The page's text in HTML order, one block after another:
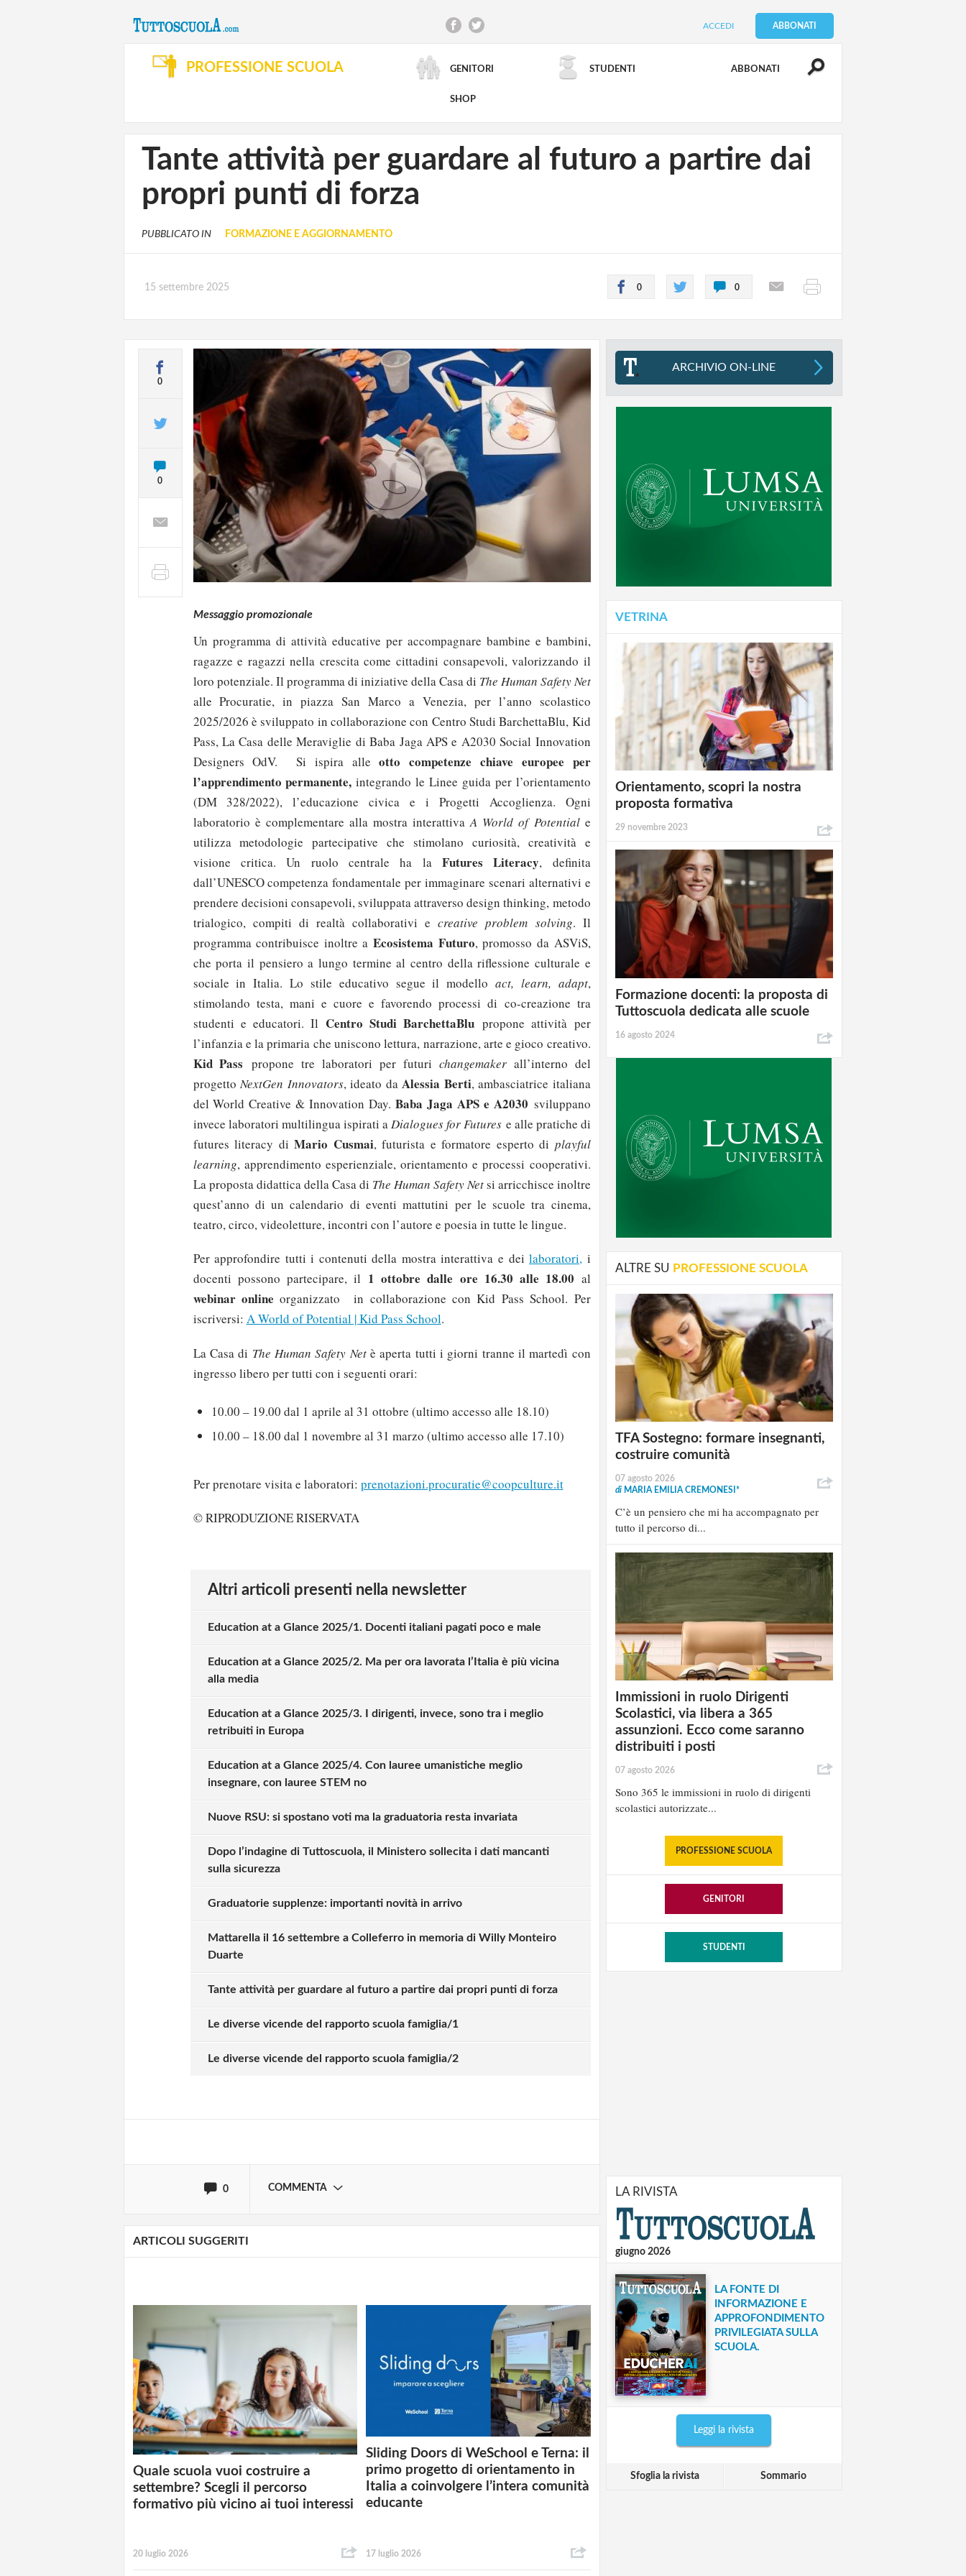
ACCEDI ABBONATI
PROFESSIONE SCUOLA GENITORI STUDENTI ABBONATI
SHOP
RICERCA AVANZATA
Tante attività per guardare al futuro a partire dai
propri punti di forza
PUBBLICATO IN FORMAZIONE E AGGIORNAMENTO
15 settembre 2025 0 0
0
0
Messaggio promozionale
Un programma di attività educative per accompagnare bambine e bambini,
ragazze e ragazzi nella crescita come cittadini consapevoli, valorizzando il
loro potenziale. Il programma di iniziative della Casa di The Human Safety Net
alle Procuratie, in piazza San Marco a Venezia, per l’anno scolastico
2025/2026 è sviluppato in collaborazione con Centro Studi BarchettaBlu, Kid
Pass, La Casa delle Meraviglie di Baba Jaga APS e A2030 Social Innovation
Designers OdV. Si ispira alleotto competenze chiave europee per
l’apprendimento permanente,integrando le Linee guida per l’orientamento
(DM 328/2022), l’educazione civica e i Progetti Accoglienza. Ogni
laboratorio è complementare alla mostra interattivaA World of Potentiale
utilizza metodologie partecipative che stimolano curiosità, creatività e
visione critica. Un ruolo centrale ha la Futures Literacy, definita
dall’UNESCO competenza fondamentale per immaginare scenari alternativi e
prendere decisioni consapevoli, sviluppata attraverso design thinking, metodo
trialogico, compiti di realtà collaborativi ecreative problem solving. Il
programma contribuisce inoltre aEcosistema Futuro, promosso da ASViS,
che porta il pensiero a lungo termine al centro della riflessione culturale e
sociale in Italia. Lo stile educativo segue il modello act, learn, adapt,
stimolando testa, mani e cuore e favorendo processi di co-creazione tra
studenti e educatori. Il Centro Studi BarchettaBlupropone attività per
l’infanzia e la primaria che uniscono lettura, narrazione, arte e gioco creativo.
Kid Pass propone tre laboratori per futuri changemakerall’interno del
progettoNextGen Innovators, ideato daAlessia Berti, ambasciatrice italiana
del World Creative & Innovation Day.Baba Jaga APS e A2030 sviluppano
invece laboratori multilingua ispirati aDialogues for Futurese alle pratiche di
futures literacy diMario Cusmai, futurista e formatore esperto di playful
learning, apprendimento esperienziale, orientamento e processi cooperativi.
La proposta didattica della Casa di The Human Safety Netsi arricchisce inoltre
quest’anno di un calendario di eventi mattutini per le scuole tra cinema,
teatro, circo, videoletture, incontri con l’autore e poesia in tutte le lingue.
Per approfondire tutti i contenuti della mostra interattiva e deilaboratori, i
docenti possono partecipare, il 1 ottobre dalle ore 16.30 alle 18.00 al
webinar online organizzato in collaborazione con Kid Pass School. Per
iscriversi: A World of Potential | Kid Pass School.
La Casa di The Human Safety Netè aperta tutti i giorni tranne il martedì con
ingresso libero per tutti con i seguenti orari:
10.00 – 19.00 dal 1 aprile al 31 ottobre (ultimo accesso alle 18.10)
10.00 – 18.00 dal 1 novembre al 31 marzo (ultimo accesso alle 17.10)
Per prenotare visita e laboratori: prenotazioni.procuratie@coopculture.it
© RIPRODUZIONE RISERVATA
Altri articoli presenti nella newsletter
Education at a Glance 2025/1. Docenti italiani pagati poco e male
Education at a Glance 2025/2. Ma per ora lavorata l’Italia è più vicina
alla media
Education at a Glance 2025/3. I dirigenti, invece, sono tra i meglio
retribuiti in Europa
Education at a Glance 2025/4. Con lauree umanistiche meglio
insegnare, con lauree STEM no
Nuove RSU: si spostano voti ma la graduatoria resta invariata
Dopo l’indagine di Tuttoscuola, il Ministero sollecita i dati mancanti
sulla sicurezza
Graduatorie supplenze: importanti novità in arrivo
Mattarella il 16 settembre a Colleferro in memoria di Willy Monteiro
Duarte
Tante attività per guardare al futuro a partire dai propri punti di forza
Le diverse vicende del rapporto scuola famiglia/1
Le diverse vicende del rapporto scuola famiglia/2
0 COMMENTA
Solo gli utenti registrati possono commentare!
ARTICOLI SUGGERITI
Quale scuola vuoi costruire a
settembre? Scegli il percorso
formativo più vicino ai tuoi interessi
20 luglio 2026
Sliding Doors di WeSchool e Terna: il
primo progetto di orientamento in
Italia a coinvolgere l’intera comunità
educante
17 luglio 2026
ARCHIVIO ON-LINE
VETRINA
Orientamento, scopri la nostra
proposta formativa
29 novembre 2023
Formazione docenti: la proposta di
Tuttoscuola dedicata alle scuole
16 agosto 2024
ALTRE SU PROFESSIONE SCUOLA
TFA Sostegno: formare insegnanti,
costruire comunità
07 agosto 2026
di MARIA EMILIA CREMONESI*
C’è un pensiero che mi ha accompagnato per
tutto il percorso di...
Immissioni in ruolo Dirigenti
Scolastici, via libera a 365
assunzioni. Ecco come saranno
distribuiti i posti
07 agosto 2026
Sono 365 le immissioni in ruolo di dirigenti
scolastici autorizzate...
PROFESSIONE SCUOLA
GENITORI
STUDENTI
LA RIVISTA
giugno 2026
LA FONTE DI
INFORMAZIONE E
APPROFONDIMENTO
PRIVILEGIATA SULLA
SCUOLA.
Leggi la rivista
Sfoglia la rivista Sommario